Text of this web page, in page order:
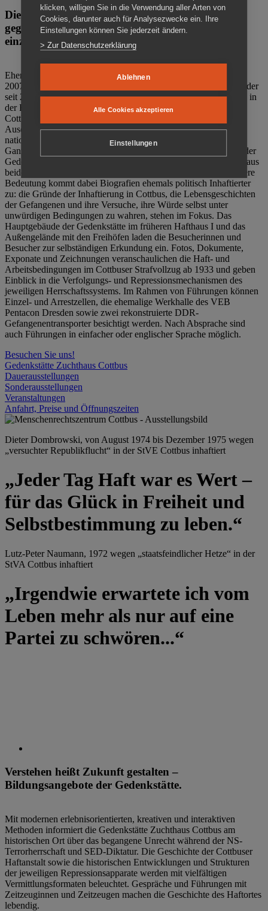
Die Gedenkstätte Zuchthaus Cottbus ist ein Ort
gegen das Vergessen. Anschaulich, nah und
einzigartig.
Ehemalige politische Häftlinge der DDR gründeten im Oktober
2007 den Verein Menschenrechtszentrum Cottbus e. V. (MRZ), der
seit 2011 Eigentümer des ehemaligen Gefängnisses (1860-2002) in
der Bautzener Straße und Träger der Gedenkstätte Zuchthaus
Cottbus ist. Im Zentrum der Arbeit der Gedenkstätte steht die
Auseinandersetzung mit politischem Unrecht während der
nationalsozialistischen Terrorherrschaft und der SED-Diktatur.
Ganzjährig zeigen mehrere Dauer- und Sonderausstellungen in der
Gedenkstätte Zuchthaus Cottbus Beispiele politischen Unrechts aus
beiden deutschen Diktaturen des 20. Jahrhunderts. Eine besondere
Bedeutung kommt dabei Biografien ehemals politisch Inhaftierter
zu: die Gründe der Inhaftierung in Cottbus, die Lebensgeschichten
der Gefangenen und ihre Versuche, ihre Würde selbst unter
unwürdigen Bedingungen zu wahren, stehen im Fokus. Das
Hauptgebäude der Gedenkstätte im früheren Hafthaus I und das
Außengelände mit den Freihöfen laden die Besucherinnen und
Besucher zur selbständigen Erkundung ein. Fotos, Dokumente,
Exponate und Zeichnungen veranschaulichen die Haft- und
Arbeitsbedingungen im Cottbuser Strafvollzug ab 1933 und geben
Einblick in die Verfolgungs- und Repressionsmechanismen des
jeweiligen Herrschaftssystems. Im Rahmen von Führungen können
Einzel- und Arrestzellen, die ehemalige Werkhalle des VEB
Pentacon Dresden sowie zwei rekonstruierte DDR-
Gefangenentransporter besichtigt werden. Nach Absprache sind
auch Führungen in einfacher oder englischer Sprache möglich.
Besuchen Sie uns!
Gedenkstätte Zuchthaus Cottbus
Dauerausstellungen
Sonderausstellungen
Veranstaltungen
Anfahrt, Preise und Öffnungszeiten
Dieter Dombrowski, von August 1974 bis Dezember 1975 wegen
„versuchter Republikflucht“ in der StVE Cottbus inhaftiert
„Jeder Tag Haft war es Wert –
für das Glück in Freiheit und
Selbstbestimmung zu leben.“
Lutz-Peter Naumann, 1972 wegen „staatsfeindlicher Hetze“ in der
StVA Cottbus inhaftiert
„Irgendwie erwartete ich vom
Leben mehr als nur auf eine
Partei zu schwören...“
Verstehen heißt Zukunft gestalten –
Bildungsangebote der Gedenkstätte.
Mit modernen erlebnisorientierten, kreativen und interaktiven
Methoden informiert die Gedenkstätte Zuchthaus Cottbus am
historischen Ort über das begangene Unrecht während der NS-
Terrorherrschaft und SED-Diktatur. Die Geschichte der Cottbuser
Haftanstalt sowie die historischen Entwicklungen und Strukturen
der jeweiligen Repressionsapparate werden mit vielfältigen
Vermittlungsformaten beleuchtet. Gespräche und Führungen mit
Zeitzeuginnen und Zeitzeugen machen die Geschichte des Haftortes
lebendig.
klicken, willigen Sie in die Verwendung aller Arten von
Cookies, darunter auch für Analysezwecke ein. Ihre
Einstellungen können Sie jederzeit ändern.
> Zur Datenschutzerklärung
Ablehnen
Alle Cookies akzeptieren
Einstellungen